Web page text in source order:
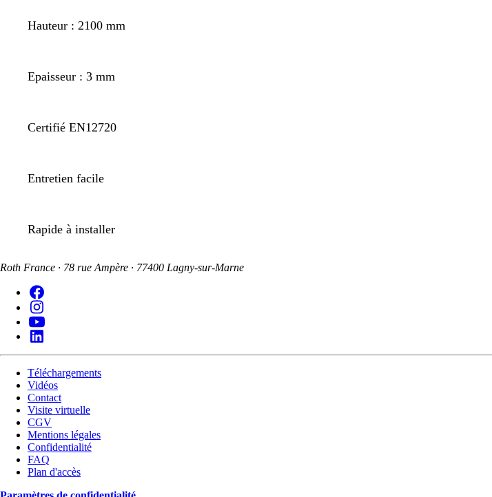
Hauteur : 2100 mm
Epaisseur : 3 mm
Certifié EN12720
Entretien facile
Rapide à installer
Roth France · 78 rue Ampère · 77400 Lagny-sur-Marne
Téléchargements
Vidéos
Contact
Visite virtuelle
CGV
Mentions légales
Confidentialité
FAQ
Plan d'accès